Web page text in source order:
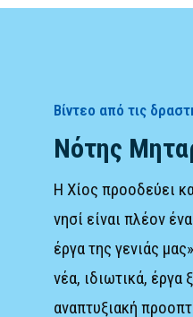
Βίντεο από τις
Νότης
Η Χίος προοδεύει
νησί είναι πλέον
έργα της γενιάς
νέα, ιδιωτικά, έργα
αναπτυξιακή